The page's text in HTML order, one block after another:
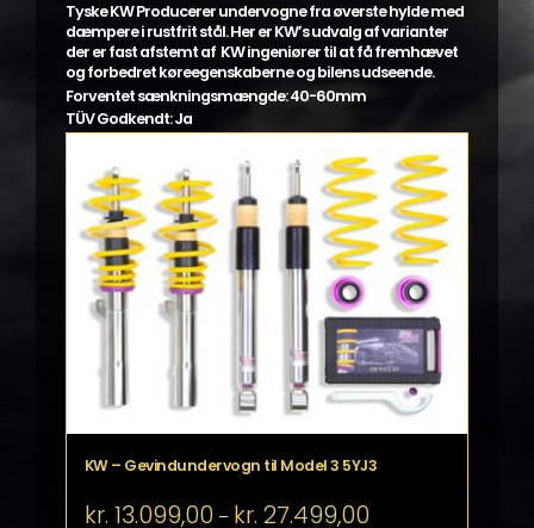
Tyske KW Producerer undervogne fra øverste hylde med
dæmpere i rustfrit stål. Her er KW’s udvalg af varianter
der er fast afstemt af KW ingeniører til at få fremhævet
og forbedret køreegenskaberne og bilens udseende.
Forventet sænkningsmængde: 40-60mm
TÜV Godkendt: Ja
KW – Gevindundervogn til Model 3 5YJ3
kr. 13.099,00 – kr. 27.499,00Prisinterval: